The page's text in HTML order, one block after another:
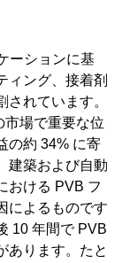
ーションに基
ィング、接着剤
れています。
市場で重要な位
の約 34% に寄
建築および自動
おける PVB フ
によるものです
10 年間で PVB
あります。たと